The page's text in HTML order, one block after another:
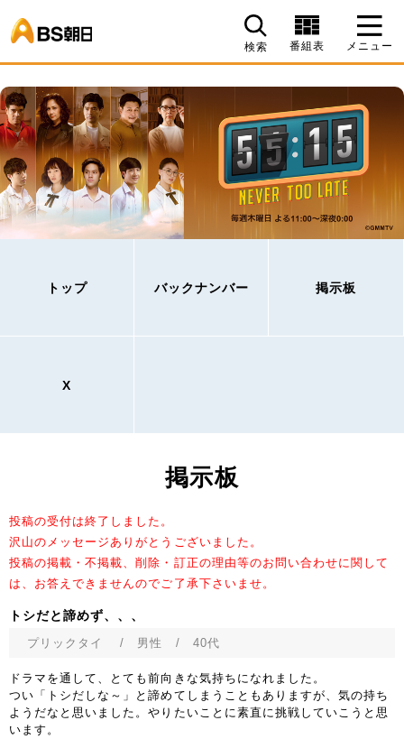
検索 番組表 メニュー
トップ バックナンバー 掲示板
X
掲示板
投稿の受付は終了しました。
沢山のメッセージありがとうございました。
投稿の掲載・不掲載、削除・訂正の理由等のお問い合わせに関して
は、お答えできませんのでご了承下さいませ。
トシだと諦めず、、、
プリックタイ / 男性 / 40代
ドラマを通して、とても前向きな気持ちになれました。
つい「トシだしな～」と諦めてしまうこともありますが、気の持ち
ようだなと思いました。やりたいことに素直に挑戦していこうと思
います。